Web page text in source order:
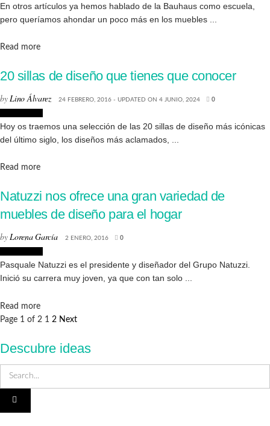
En otros artículos ya hemos hablado de la Bauhaus como escuela,
pero queríamos ahondar un poco más en los muebles ...
Read moreDetails
20 sillas de diseño que tienes que conocer
byLino Álvarez 24 FEBRERO, 2016 - UPDATED ON 4 JUNIO, 2024 0
Hoy os traemos una selección de las 20 sillas de diseño más icónicas
del último siglo, los diseños más aclamados, ...
Read moreDetails
Natuzzi nos ofrece una gran variedad de
muebles de diseño para el hogar
byLorena García 2 ENERO, 2016 0
Pasquale Natuzzi es el presidente y diseñador del Grupo Natuzzi.
Inició su carrera muy joven, ya que con tan solo ...
Read moreDetails
Page 1 of 2 1 2 Next
Descubre ideas